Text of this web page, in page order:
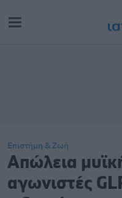
Επιστήμη & Ζωή
Απώλεια
αγωνιστές